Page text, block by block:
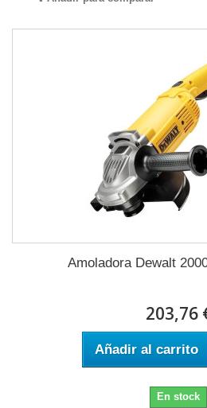
Amoladora Dewalt
203,76
Añadir al carrito
En stock